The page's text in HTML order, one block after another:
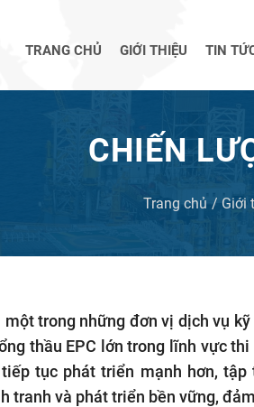
TRANG CHỦ GIỚI THIỆU TIN
CHIẾN
Trang chủ Giới
một trong những đơn vị dịch vụ
thầu EPC lớn trong lĩnh vực
tiếp tục phát triển mạnh hơn,
tranh và phát triển bền vững,